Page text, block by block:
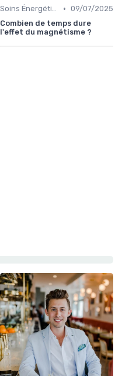
Soins Énergétiques • 09/07/2025
Combien de temps dure
l'effet du magnétisme ?